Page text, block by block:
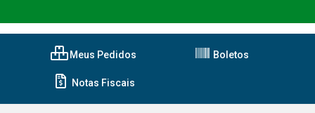
Meus Pedidos Boletos
Notas Fiscais